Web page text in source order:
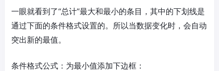
一眼就看到了“总计”最大和最小的条目，其中的下划线是
通过下面的条件格式设置的。所以当数据变化时，会自动
突出新的最值。
条件格式公式：为最小值添加下边框：